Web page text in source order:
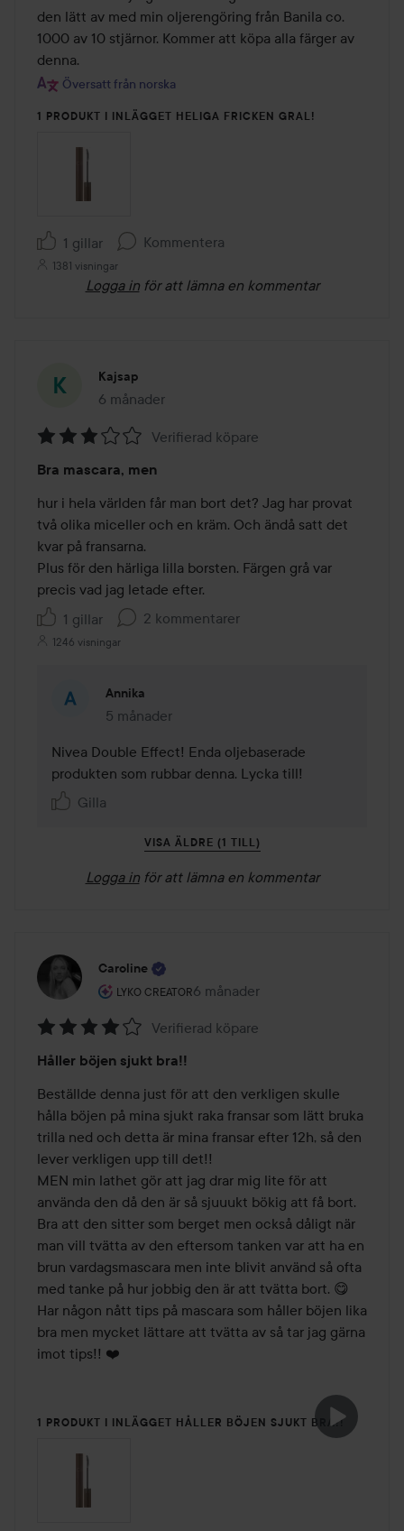
den lätt av med min oljerengöring från Banila co.
1000 av 10 stjärnor. Kommer att köpa alla färger av
denna.
Översatt från norska
1 PRODUKT I INLÄGGET HELIGA FRICKEN GRAL!
1 gillar Kommentera
1381 visningar
Logga in för att lämna en kommentar
Kajsap
6 månader
Inlägget skapades 6 månader
3
av
5
Verifierad köpare
Bra mascara, men
hur i hela världen får man bort det? Jag har provat
två olika miceller och en kräm. Och ändå satt det
kvar på fransarna.
Plus för den härliga lilla borsten. Färgen grå var
precis vad jag letade efter.
1 gillar
2 kommentarer
1246 visningar
Annika
5 månader
Kommentaren lades 5 månader
Nivea Double Effect! Enda oljebaserade
produkten som rubbar denna. Lycka till!
Gilla
VISA ÄLDRE (1 TILL)
Logga in för att lämna en kommentar
Caroline
LYKO CREATOR
Användarens roll: Lyko Creator.
6 månader
Inlägget skapades 6 månader
4
av
5
Verifierad köpare
Håller böjen sjukt bra!!
Beställde denna just för att den verkligen skulle
hålla böjen på mina sjukt raka fransar som lätt bruka
trilla ned och detta är mina fransar efter 12h, så den
lever verkligen upp till det!!
MEN min lathet gör att jag drar mig lite för att
använda den då den är så sjuuukt bökig att få bort.
Bra att den sitter som berget men också dåligt när
man vill tvätta av den eftersom tanken var att ha en
brun vardagsmascara men inte blivit använd så ofta
med tanke på hur jobbig den är att tvätta bort. 😋
Har någon nått tips på mascara som håller böjen lika
bra men mycket lättare att tvätta av så tar jag gärna
imot tips!! ❤️
1 PRODUKT I INLÄGGET HÅLLER BÖJEN SJUKT BRA!!